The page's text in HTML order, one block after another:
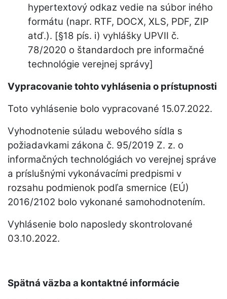
hypertextový odkaz vedie na súbor iného
formátu (napr. RTF, DOCX, XLS, PDF, ZIP
atď.). [§18 pís. i) vyhlášky UPVII č.
78/2020 o štandardoch pre informačné
technológie verejnej správy]
Vypracovanie tohto vyhlásenia o prístupnosti
Toto vyhlásenie bolo vypracované 15.07.2022.
Vyhodnotenie súladu webového sídla s
požiadavkami zákona č. 95/2019 Z. z. o
informačných technológiách vo verejnej správe
a príslušnými vykonávacími predpismi v
rozsahu podmienok podľa smernice (EÚ)
2016/2102 bolo vykonané samohodnotením.
Vyhlásenie bolo naposledy skontrolované
03.10.2022.
Spätná väzba a kontaktné informácie